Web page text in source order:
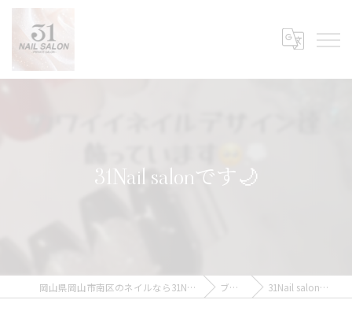
31Nail salonです🌙
岡山県岡山市南区のネイルなら31Nail Salon ブログ 31Nail salonです🌙